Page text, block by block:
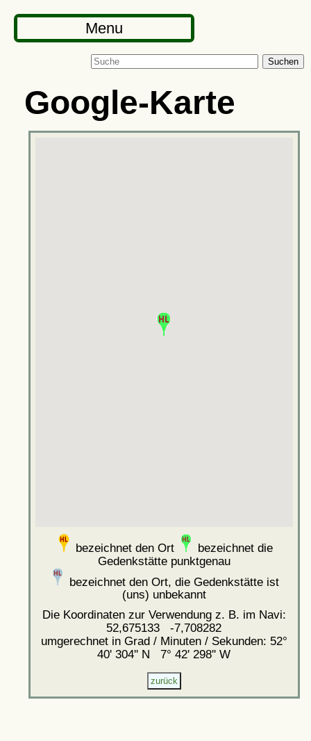
Menu
Suchen
Google-Karte
bezeichnet den Ort
bezeichnet die
Gedenkstätte punktgenau
bezeichnet den Ort, die Gedenkstätte ist
(uns) unbekannt
Die Koordinaten zur Verwendung z. B. im Navi:
52,675133 -7,708282
umgerechnet in Grad / Minuten / Sekunden: 52°
40' 304'' N 7° 42' 298'' W